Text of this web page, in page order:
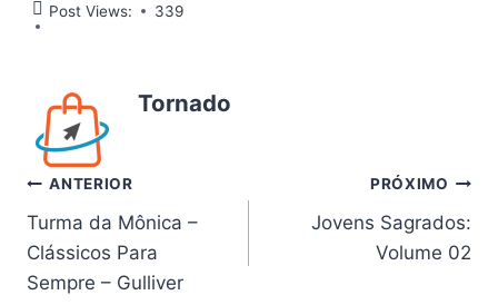
Post Views: 339
Tornado
Navegação
de
Post
ANTERIOR
Turma da Mônica –
Clássicos Para
Sempre – Gulliver
PRÓXIMO
Jovens Sagrados:
Volume 02